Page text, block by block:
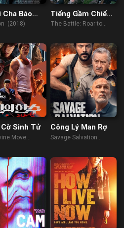
Cha Báo
(2018)
Tiếng Gầm Chiến
Thắng
The Battle: Roar to
Sinh Tử
Move
Công Lý Man Rợ
Savage Salvation